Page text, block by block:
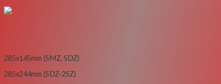
285x145mm (SMZ, SDZ)
285x244mm (SDZ-2SZ)